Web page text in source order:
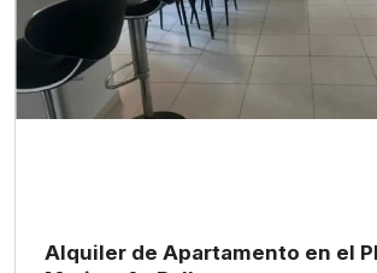
Alquiler de Apartamento en el